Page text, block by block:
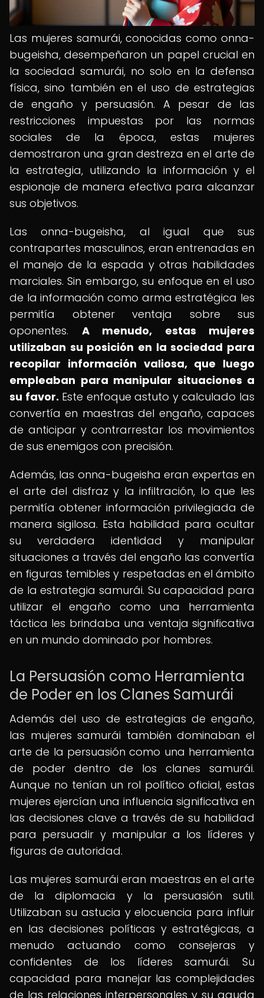
Las mujeres samurái, conocidas como onna-
bugeisha, desempeñaron un papel crucial en
la sociedad samurái, no solo en la defensa
física, sino también en el uso de estrategias
de engaño y persuasión. A pesar de las
restricciones impuestas por las normas
sociales de la época, estas mujeres
demostraron una gran destreza en el arte de
la estrategia, utilizando la información y el
espionaje de manera efectiva para alcanzar
sus objetivos.
Las onna-bugeisha, al igual que sus
contrapartes masculinos, eran entrenadas en
el manejo de la espada y otras habilidades
marciales. Sin embargo, su enfoque en el uso
de la información como arma estratégica les
permitía obtener ventaja sobre sus
oponentes. A menudo, estas mujeres
utilizaban su posición en la sociedad para
recopilar información valiosa, que luego
empleaban para manipular situaciones a
su favor. Este enfoque astuto y calculado las
convertía en maestras del engaño, capaces
de anticipar y contrarrestar los movimientos
de sus enemigos con precisión.
Además, las onna-bugeisha eran expertas en
el arte del disfraz y la infiltración, lo que les
permitía obtener información privilegiada de
manera sigilosa. Esta habilidad para ocultar
su verdadera identidad y manipular
situaciones a través del engaño las convertía
en figuras temibles y respetadas en el ámbito
de la estrategia samurái. Su capacidad para
utilizar el engaño como una herramienta
táctica les brindaba una ventaja significativa
en un mundo dominado por hombres.
La Persuasión como Herramienta
de Poder en los Clanes Samurái
Además del uso de estrategias de engaño,
las mujeres samurái también dominaban el
arte de la persuasión como una herramienta
de poder dentro de los clanes samurái.
Aunque no tenían un rol político oficial, estas
mujeres ejercían una influencia significativa en
las decisiones clave a través de su habilidad
para persuadir y manipular a los líderes y
figuras de autoridad.
Las mujeres samurái eran maestras en el arte
de la diplomacia y la persuasión sutil.
Utilizaban su astucia y elocuencia para influir
en las decisiones políticas y estratégicas, a
menudo actuando como consejeras y
confidentes de los líderes samurái. Su
capacidad para manejar las complejidades
de las relaciones interpersonales y su aguda